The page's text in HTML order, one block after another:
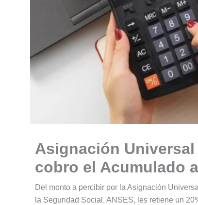
Asignación
cobro el Acumulado
Del monto a percibir por la Asignación
la Seguridad Social, ANSES, les retiene un